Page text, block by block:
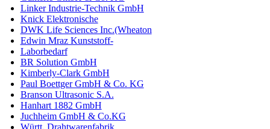
Linker Industrie-Technik GmbH
Knick Elektronische
DWK Life Sciences Inc.(Wheaton
Edwin Mraz Kunststoff-
Laborbedarf
BR Solution GmbH
Kimberly-Clark GmbH
Paul Boettger GmbH & Co. KG
Branson Ultrasonic S.A.
Hanhart 1882 GmbH
Juchheim GmbH & Co.KG
Württ. Drahtwarenfabrik